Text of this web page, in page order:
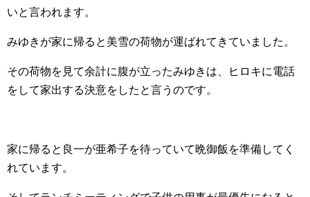
いと言われます。
みゆきが家に帰ると美雪の荷物が運ばれてきていました。
その荷物を見て余計に腹が立ったみゆきは、ヒロキに電話
をして家出する決意をしたと言うのです。
家に帰ると良一が亜希子を待っていて晩御飯を準備してく
れています。